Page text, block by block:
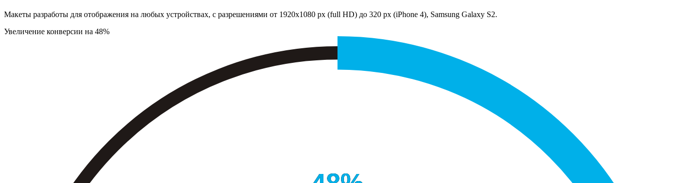
Макеты разработы для отображения на любых устройствах, с разрешениями от 1920х1080 px (full HD) до 320 px (iPhone 4), Samsung Galaxy S2.
Увеличение конверсии на 48%